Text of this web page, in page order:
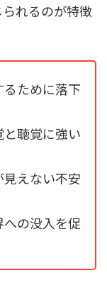
れるのが特徴
ために落下
聴覚に強い
えない不安
の没入を促